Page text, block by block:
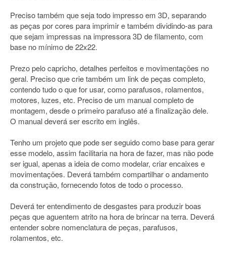
Preciso também que seja todo impresso em 3D, separando
as peças por cores para imprimir e também dividindo-as para
que sejam impressas na impressora 3D de filamento, com
base no mínimo de 22x22.
Prezo pelo capricho, detalhes perfeitos e movimentações no
geral. Preciso que crie também um link de peças completo,
contendo tudo o que for usar, como parafusos, rolamentos,
motores, luzes, etc. Preciso de um manual completo de
montagem, desde o primeiro parafuso até a finalização dele.
O manual deverá ser escrito em inglês.
Tenho um projeto que pode ser seguido como base para gerar
esse modelo, assim facilitaria na hora de fazer, mas não pode
ser igual, apenas a ideia de como modelar, criar encaixes e
movimentações. Deverá também compartilhar o andamento
da construção, fornecendo fotos de todo o processo.
Deverá ter entendimento de desgastes para produzir boas
peças que aguentem atrito na hora de brincar na terra. Deverá
entender sobre nomenclatura de peças, parafusos,
rolamentos, etc.